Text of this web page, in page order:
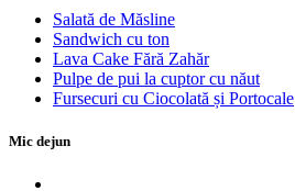
Salată de Măsline
Sandwich cu ton
Lava Cake Fără Zahăr
Pulpe de pui la cuptor cu năut
Fursecuri cu Ciocolată și Portocale
Mic dejun